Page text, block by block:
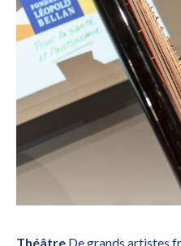
Théâtre De grands artistes